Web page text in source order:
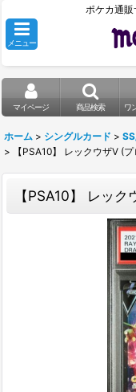
ポケカ通販
メニュー
マイページ 商品検索 ワ
ホーム > シングルカード >
>
【PSA10】 レックウザV (
【PSA10】 レッ